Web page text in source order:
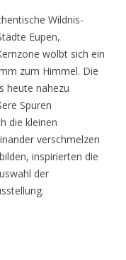
Wildnis-
Eupen,
wölbt sich ein
zum Himmel. Die
heute nahezu
Spuren
die kleinen
verschmelzen
inspirierten die
der